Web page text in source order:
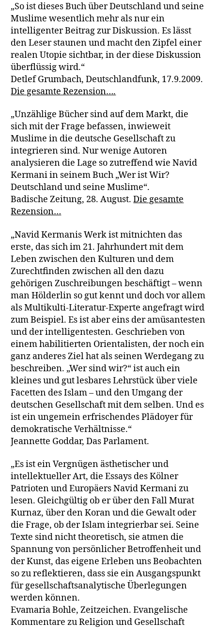
„So ist dieses Buch über Deutschland und seine
Muslime wesentlich mehr als nur ein
intelligenter Beitrag zur Diskussion. Es lässt
den Leser staunen und macht den Zipfel einer
realen Utopie sichtbar, in der diese Diskussion
überflüssig wird.“
Detlef Grumbach, Deutschlandfunk, 17.9.2009.
Die gesamte Rezension….
„Unzählige Bücher sind auf dem Markt, die
sich mit der Frage befassen, inwieweit
Muslime in die deutsche Gesellschaft zu
integrieren sind. Nur wenige Autoren
analysieren die Lage so zutreffend wie Navid
Kermani in seinem Buch „Wer ist Wir?
Deutschland und seine Muslime“.
Badische Zeitung, 28. August.Die gesamte
Rezension…
„Navid Kermanis Werk ist mitnichten das
erste, das sich im 21. Jahrhundert mit dem
Leben zwischen den Kulturen und dem
Zurechtfinden zwischen all den dazu
gehörigen Zuschreibungen beschäftigt – wenn
man Hölderlin so gut kennt und doch vor allem
als Multikulti-Literatur-Experte angefragt wird
zum Beispiel. Es ist aber eins der amüsantesten
und der intelligentesten. Geschrieben von
einem habilitierten Orientalisten, der noch ein
ganz anderes Ziel hat als seinen Werdegang zu
beschreiben. „Wer sind wir?“ ist auch ein
kleines und gut lesbares Lehrstück über viele
Facetten des Islam – und den Umgang der
deutschen Gesellschaft mit dem selben. Und es
ist ein ungemein erfrischendes Plädoyer für
demokratische Verhältnisse.“
Jeannette Goddar, Das Parlament.
„Es ist ein Vergnügen ästhetischer und
intellektueller Art, die Essays des Kölner
Patrioten und Europäers Navid Kermani zu
lesen. Gleichgültig ob er über den Fall Murat
Kurnaz, über den Koran und die Gewalt oder
die Frage, ob der Islam integrierbar sei. Seine
Texte sind nicht theoretisch, sie atmen die
Spannung von persönlicher Betroffenheit und
der Kunst, das eigene Erleben uns Beobachten
so zu reflektieren, dass sie ein Ausgangspunkt
für gesellschaftsanalytische Überlegungen
werden können.
Evamaria Bohle, Zeitzeichen. Evangelische
Kommentare zu Religion und Gesellschaft